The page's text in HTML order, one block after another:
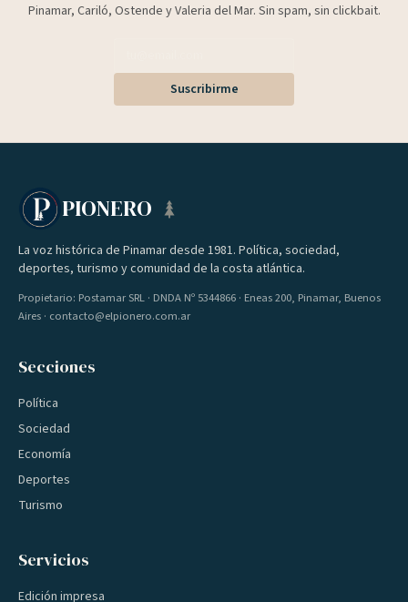
Pinamar, Cariló, Ostende y Valeria del Mar. Sin spam, sin clickbait.
Suscribirme
PIONERO
La voz histórica de Pinamar desde 1981. Política, sociedad,
deportes, turismo y comunidad de la costa atlántica.
Propietario: Postamar SRL · DNDA Nº 5344866 · Eneas 200, Pinamar, Buenos
Aires · contacto@elpionero.com.ar
Secciones
Política
Sociedad
Economía
Deportes
Turismo
Servicios
Edición impresa